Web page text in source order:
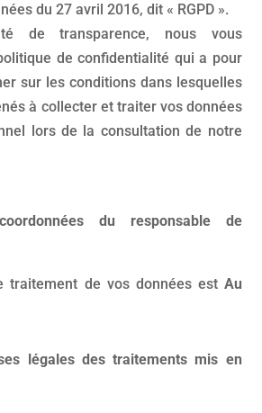
du 27 avril 2016, dit « RGPD ».
de transparence, nous vous
de confidentialité qui a pour
sur les conditions dans lesquelles
à collecter et traiter vos données
lors de la consultation de notre
du responsable de
traitement de vos données est Au
légales des traitements mis en